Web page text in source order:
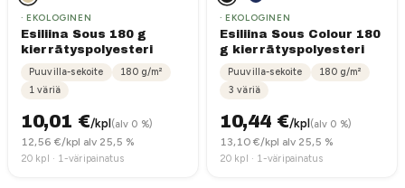
· EKOLOGINEN
Esiliina Sous 180 g
kierrätyspolyesteri
Puuvilla-sekoite 180 g/m²
1 väriä
10,01 €/kpl (alv 0 %)
12,56 €/kpl alv 25,5 %
20 kpl · 1-väripainatus
· EKOLOGINEN
Esiliina Sous Colour 180
g kierrätyspolyesteri
Puuvilla-sekoite 180 g/m²
3 väriä
10,44€/kpl (alv 0 %)
13,10 €/kpl alv 25,5 %
20 kpl · 1-väripainatus